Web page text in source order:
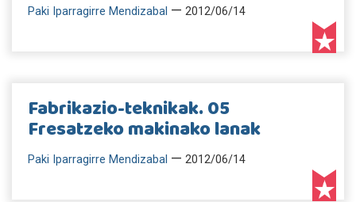
Paki Iparragirre Mendizabal — 2012/06/14
Fabrikazio-teknikak. 05
Fresatzeko makinako lanak
Paki Iparragirre Mendizabal — 2012/06/14